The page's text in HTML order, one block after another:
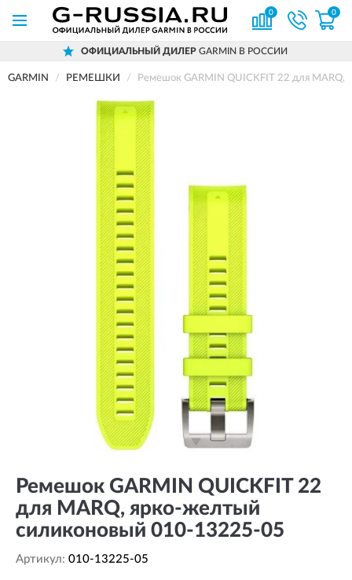
0 0
ОФИЦИАЛЬНЫЙ ДИЛЕР GARMIN В РОССИИ
GARMIN РЕМЕШКИ Ремешок GARMIN QUICKFIT 22 для MARQ,
Ремешок GARMIN QUICKFIT 22
для MARQ, ярко-желтый
силиконовый 010-13225-05
Артикул: 010-13225-05